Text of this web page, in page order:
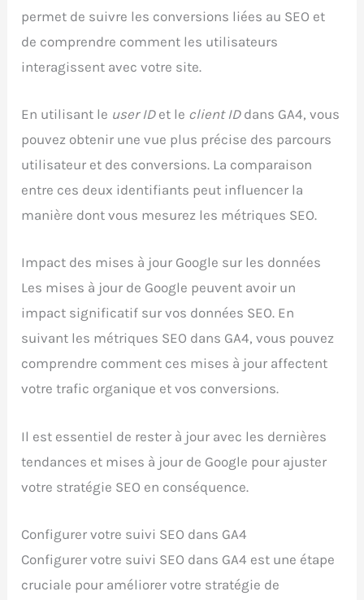
permet de suivre les conversions liées au SEO et
de comprendre comment les utilisateurs
interagissent avec votre site.
En utilisant le user IDet le client IDdans GA4, vous
pouvez obtenir une vue plus précise des parcours
utilisateur et des conversions. La comparaison
entre ces deux identifiants peut influencer la
manière dont vous mesurez les métriques SEO.
Impact des mises à jour Google sur les données
Les mises à jour de Google peuvent avoir un
impact significatif sur vos données SEO. En
suivant les métriques SEO dans GA4, vous pouvez
comprendre comment ces mises à jour affectent
votre trafic organique et vos conversions.
Il est essentiel de rester à jour avec les dernières
tendances et mises à jour de Google pour ajuster
votre stratégie SEO en conséquence.
Configurer votre suivi SEO dans GA4
Configurer votre suivi SEO dans GA4 est une étape
cruciale pour améliorer votre stratégie de